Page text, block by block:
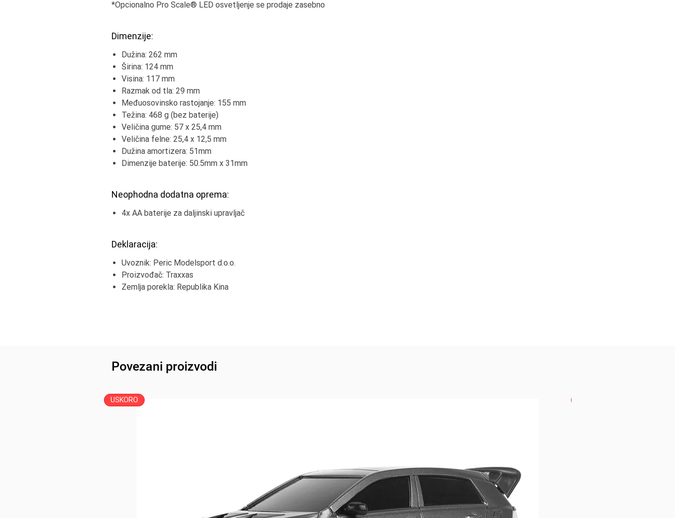
*Opcionalno Pro Scale® LED osvetljenje se prodaje zasebno
Dimenzije:
Dužina: 262 mm
Širina: 124 mm
Visina: 117 mm
Razmak od tla: 29 mm
Međuosovinsko rastojanje: 155 mm
Težina: 468 g (bez baterije)
Veličina gume: 57 x 25,4 mm
Veličina felne: 25,4 x 12,5 mm
Dužina amortizera: 51mm
Dimenzije baterije: 50.5mm x 31mm
Neophodna dodatna oprema:
4x AA baterije za daljinski upravljač
Deklaracija:
Uvoznik: Peric Modelsport d.o.o.
Proizvođač: Traxxas
Zemlja porekla: Republika Kina
Povezani proizvodi
USKORO